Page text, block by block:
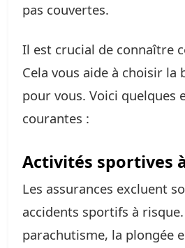
pas couvertes.
Il est crucial de connaître
Cela vous aide à choisir la
pour vous. Voici quelques
courantes :
Activités sportives
Les assurances excluent
accidents sportifs à
parachutisme, la plongée